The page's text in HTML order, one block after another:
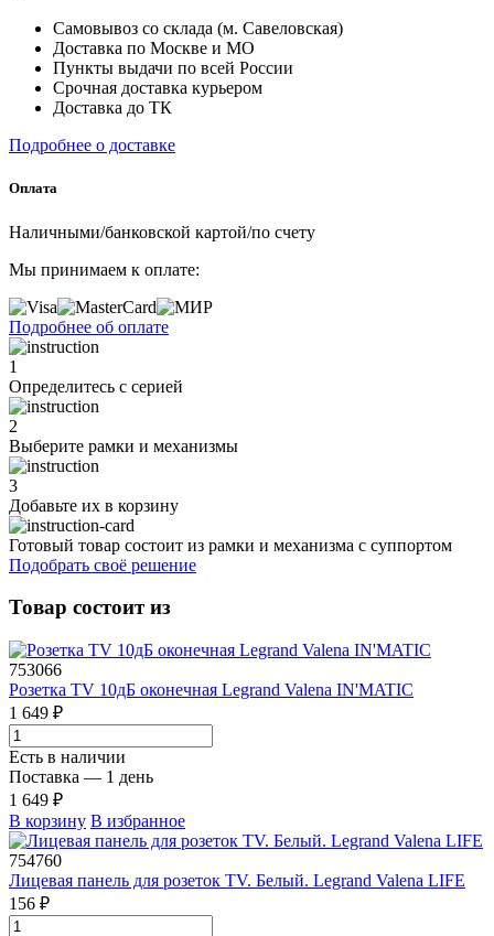
Самовывоз со склада (м. Савеловская)
Доставка по Москве и МО
Пункты выдачи по всей России
Срочная доставка курьером
Доставка до ТК
Подробнее о доставке
Оплата
Наличными/банковской картой/по счету
Мы принимаем к оплате:
Подробнее об оплате
1
Определитесь с серией
2
Выберите рамки и механизмы
3
Добавьте их в корзину
Готовый товар состоит из рамки и механизма с суппортом
Подобрать своё решение
Товар состоит из
753066
Розетка TV 10дБ оконечная Legrand Valena IN'MATIC
1 649 ₽
Есть в наличии
Поставка — 1 день
1 649 ₽
В корзину В избранное
754760
Лицевая панель для розеток ТV. Белый. Legrand Valena LIFE
156 ₽